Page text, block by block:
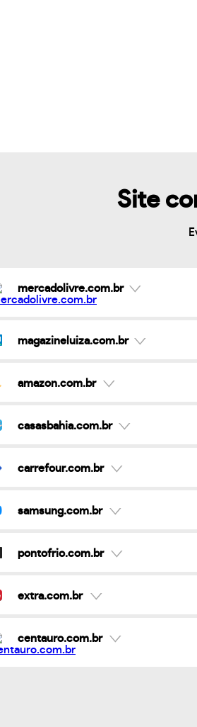
Site
mercadolivre.com.br
magazineluiza.com.br
amazon.com.br
casasbahia.com.br
carrefour.com.br
samsung.com.br
pontofrio.com.br
extra.com.br
centauro.com.br